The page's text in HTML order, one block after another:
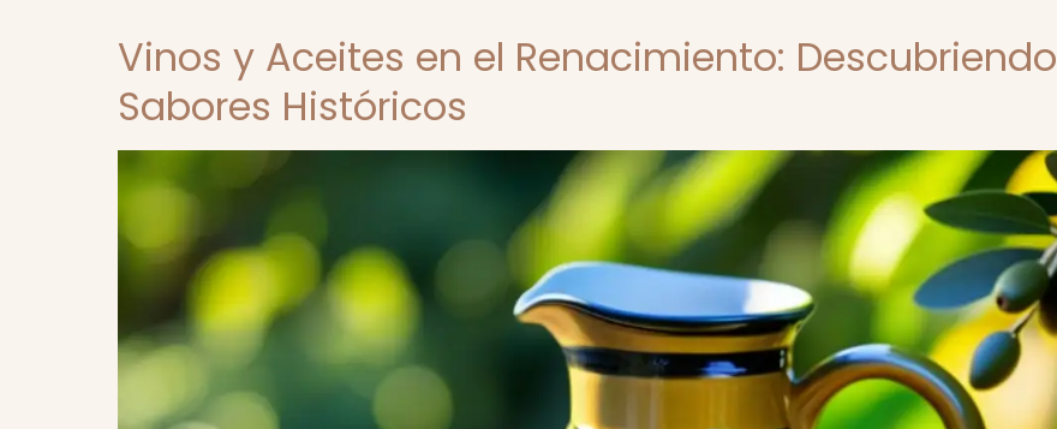
Vinos y Aceites en el Renacimiento: Descubriendo
Sabores Históricos